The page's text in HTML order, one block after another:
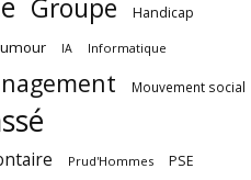
Groupe Handicap
IA Informatique
Mouvement social
Prud'Hommes PSE